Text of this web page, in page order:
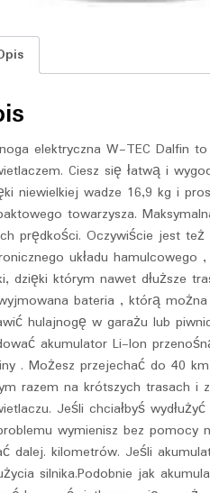
elektryczna W-TEC Dalfin
Ciesz się łatwą i
niewielkiej wadze 16,9 kg i
towarzysza.
prędkości. Oczywiście jest
układu
dzięki którym nawet dłuższe
bateria , którą
hulajnogę w garażu lub
akumulator Li-Ion
. Możesz przejechać do 40
razem na krótszych trasach i
Jeśli chciałbyś
wymienisz bez pomocy
dalej. kilometrów. Jeśli
silnika.Podobnie jak